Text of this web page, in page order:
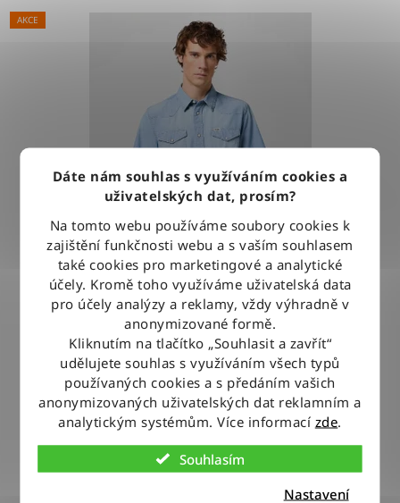
Dáte nám souhlas s využíváním cookies a
uživatelských dat, prosím?
Na tomto webu používáme soubory cookies k
zajištění funkčnosti webu a s vaším souhlasem
také cookies pro marketingové a analytické
účely. Kromě toho využíváme uživatelská data
pro účely analýzy a reklamy, vždy výhradně v
anonymizované formě.
Kliknutím na tlačítko „Souhlasit a zavřít“
udělujete souhlas s využíváním všech typů
používaných cookies a s předáním vašich
anonymizovaných uživatelských dat reklamním a
analytickým systémům. Více informací zde.
Souhlasím
Nastavení
AKCE
Košile Wrangler WESTERN SHIRT LIGHT STONE
1 279 Kč
DETAIL